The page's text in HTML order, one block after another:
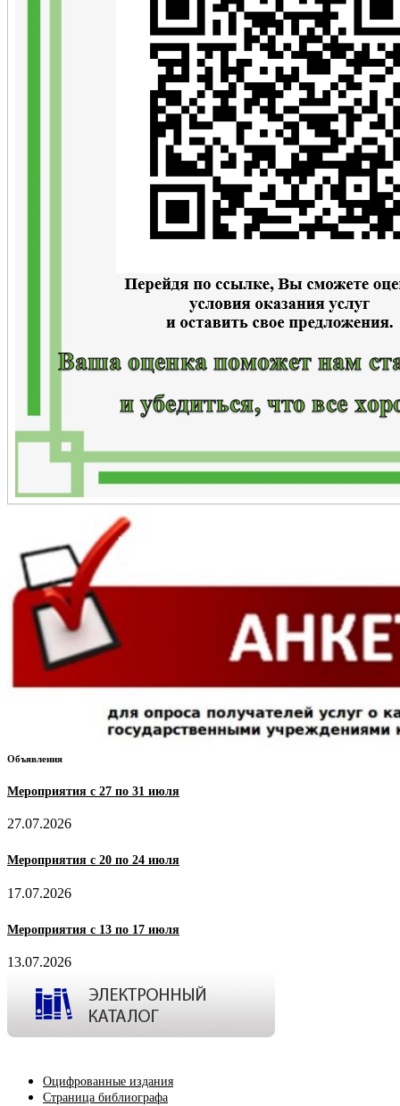
Объявления
Мероприятия с 27 по 31 июля
27.07.2026
Мероприятия с 20 по 24 июля
17.07.2026
Мероприятия с 13 по 17 июля
13.07.2026
Оцифрованные издания
Страница библиографа